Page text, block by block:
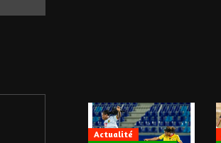
Actualité